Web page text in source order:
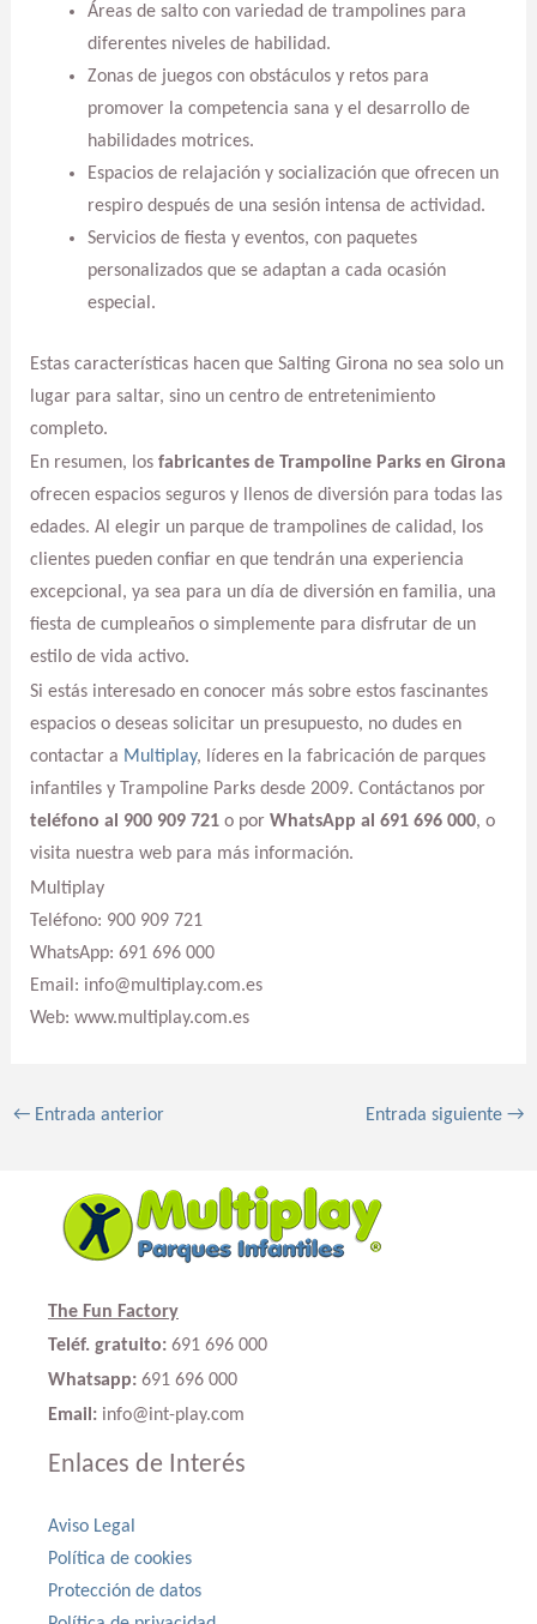
Áreas de salto con variedad de trampolines para
diferentes niveles de habilidad.
Zonas de juegos con obstáculos y retos para
promover la competencia sana y el desarrollo de
habilidades motrices.
Espacios de relajación y socialización que ofrecen un
respiro después de una sesión intensa de actividad.
Servicios de fiesta y eventos, con paquetes
personalizados que se adaptan a cada ocasión
especial.
Estas características hacen que Salting Girona no sea solo un
lugar para saltar, sino un centro de entretenimiento
completo.
En resumen, los fabricantes de Trampoline Parks en Girona
ofrecen espacios seguros y llenos de diversión para todas las
edades. Al elegir un parque de trampolines de calidad, los
clientes pueden confiar en que tendrán una experiencia
excepcional, ya sea para un día de diversión en familia, una
fiesta de cumpleaños o simplemente para disfrutar de un
estilo de vida activo.
Si estás interesado en conocer más sobre estos fascinantes
espacios o deseas solicitar un presupuesto, no dudes en
contactar a Multiplay, líderes en la fabricación de parques
infantiles y Trampoline Parks desde 2009. Contáctanos por
teléfono al 900 909 721o por WhatsApp al 691 696 000, o
visita nuestra web para más información.
Multiplay
Teléfono: 900 909 721
WhatsApp: 691 696 000
Email: info@multiplay.com.es
Web: www.multiplay.com.es
←Entrada anterior Entrada siguiente→
The Fun Factory
Teléf. gratuito: 691 696 000
Whatsapp: 691 696 000
Email: info@int-play.com
Enlaces de Interés
Aviso Legal
Política de cookies
Protección de datos